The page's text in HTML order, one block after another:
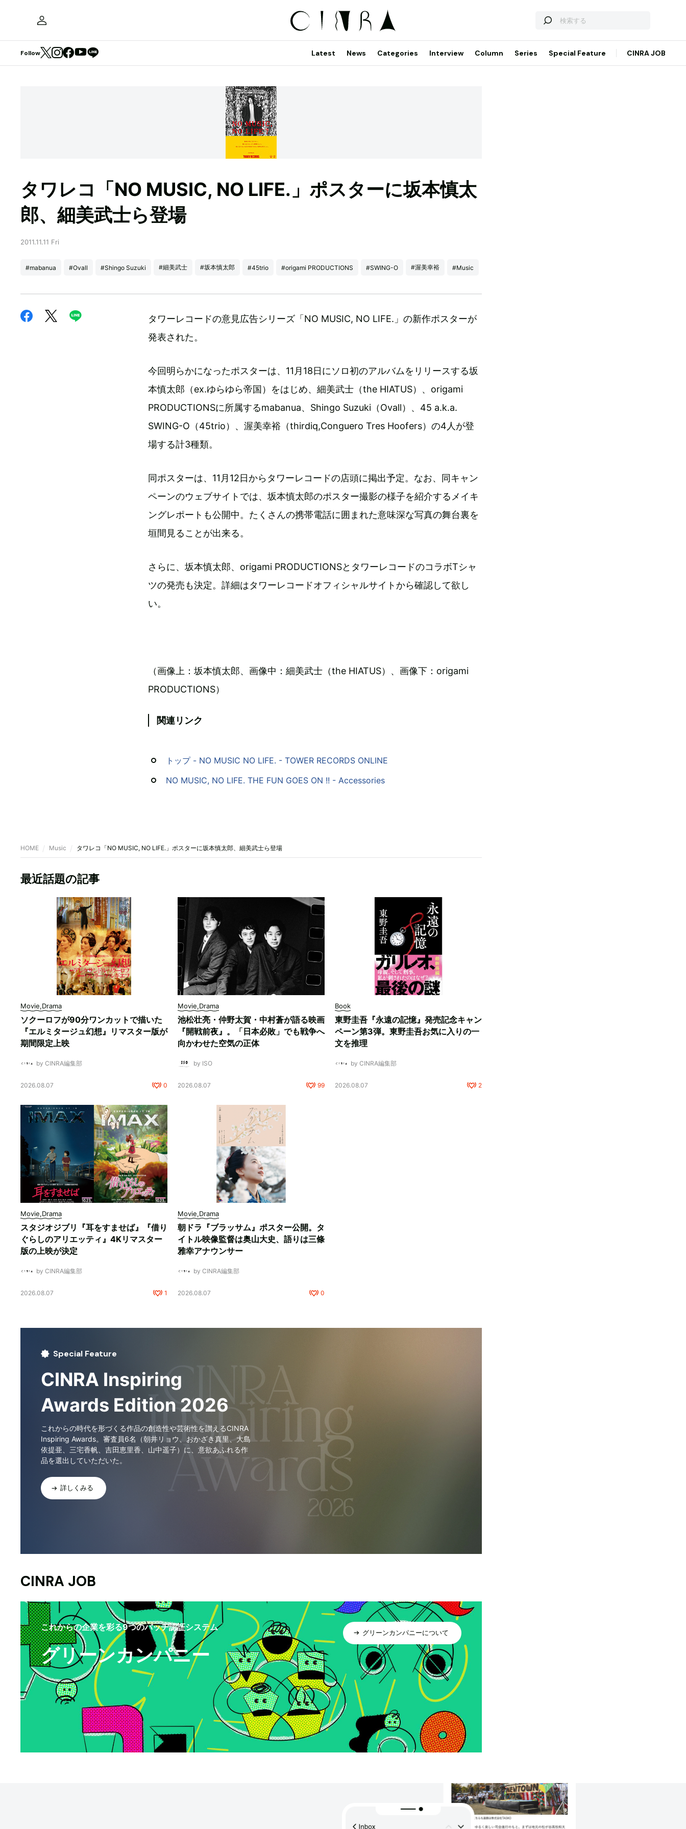
Follow Latest News Categories Interview Column Series Special Feature CINRA JOB
タワレコ「NO MUSIC, NO LIFE.」ポスターに坂本慎太
郎、細美武士ら登場
2011.11.11 Fri
#mabanua #Ovall #Shingo Suzuki #細美武士 #坂本慎太郎 #45trio #origami PRODUCTIONS #SWING-O #渥美幸裕 #Music
タワーレコードの意見広告シリーズ「NO MUSIC, NO LIFE.」の新作ポスターが
発表された。
今回明らかになったポスターは、11月18日にソロ初のアルバムをリリースする坂
本慎太郎（ex.ゆらゆら帝国）をはじめ、細美武士（the HIATUS）、origami
PRODUCTIONSに所属するmabanua、Shingo Suzuki（Ovall）、45 a.k.a.
SWING-O（45trio）、渥美幸裕（thirdiq,Conguero Tres Hoofers）の4人が登
場する計3種類。
同ポスターは、11月12日からタワーレコードの店頭に掲出予定。なお、同キャン
ペーンのウェブサイトでは、坂本慎太郎のポスター撮影の様子を紹介するメイキ
ングレポートも公開中。たくさんの携帯電話に囲まれた意味深な写真の舞台裏を
垣間見ることが出来る。
さらに、坂本慎太郎、origami PRODUCTIONSとタワーレコードのコラボTシャ
ツの発売も決定。詳細はタワーレコードオフィシャルサイトから確認して欲し
い。
（画像上：坂本慎太郎、画像中：細美武士（the HIATUS）、画像下：origami
PRODUCTIONS）
関連リンク
トップ - NO MUSIC NO LIFE. - TOWER RECORDS ONLINE
NO MUSIC, NO LIFE. THE FUN GOES ON !! - Accessories
HOME Music タワレコ「NO MUSIC, NO LIFE.」ポスターに坂本慎太郎、細美武士ら登場
最近話題の記事
Movie,Drama
ソクーロフが90分ワンカットで描いた
『エルミタージュ幻想』リマスター版が
期間限定上映
by CINRA編集部
2026.08.07 0
Movie,Drama
池松壮亮・仲野太賀・中村蒼が語る映画
『開戦前夜』。「日本必敗」でも戦争へ
向かわせた空気の正体
by ISO
2026.08.07 99
Book
東野圭吾『永遠の記憶』発売記念キャン
ペーン第3弾。東野圭吾お気に入りの一
文を推理
by CINRA編集部
2026.08.07 2
Movie,Drama
スタジオジブリ『耳をすませば』『借り
ぐらしのアリエッティ』4Kリマスター
版の上映が決定
by CINRA編集部
2026.08.07 1
Movie,Drama
朝ドラ『ブラッサム』ポスター公開。タ
イトル映像監督は奥山大史、語りは三條
雅幸アナウンサー
by CINRA編集部
2026.08.07 0
Special Feature
CINRA Inspiring
Awards Edition 2026
これからの時代を形づくる作品の創造性や芸術性を讃えるCINRA
Inspiring Awards。審査員6名（朝井リョウ、おかざき真里、大島
依提亜、三宅香帆、吉田恵里香、山中遥子）に、意欲あふれる作
品を選出していただいた。
詳しくみる
CINRA JOB
これからの企業を彩る9つのバッヂ認証システム
グリーンカンパニー
グリーンカンパニーについて